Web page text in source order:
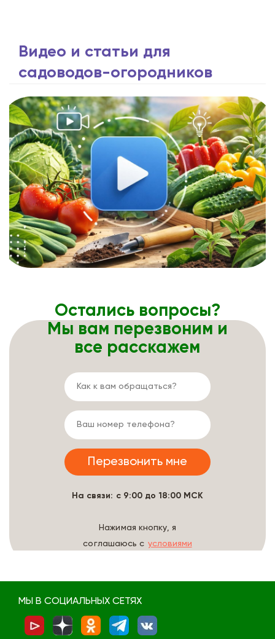
Видео и статьи для
садоводов-огородников
Остались вопросы?
Мы вам перезвоним и
все расскажем
На связи: с 9:00 до 18:00 МСК
Нажимая кнопку, я
соглашаюсь с условиями
МЫ В СОЦИАЛЬНЫХ СЕТЯХ